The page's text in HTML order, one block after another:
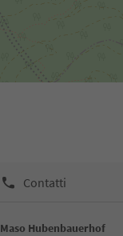
Contatti
Maso Hubenbauerhof